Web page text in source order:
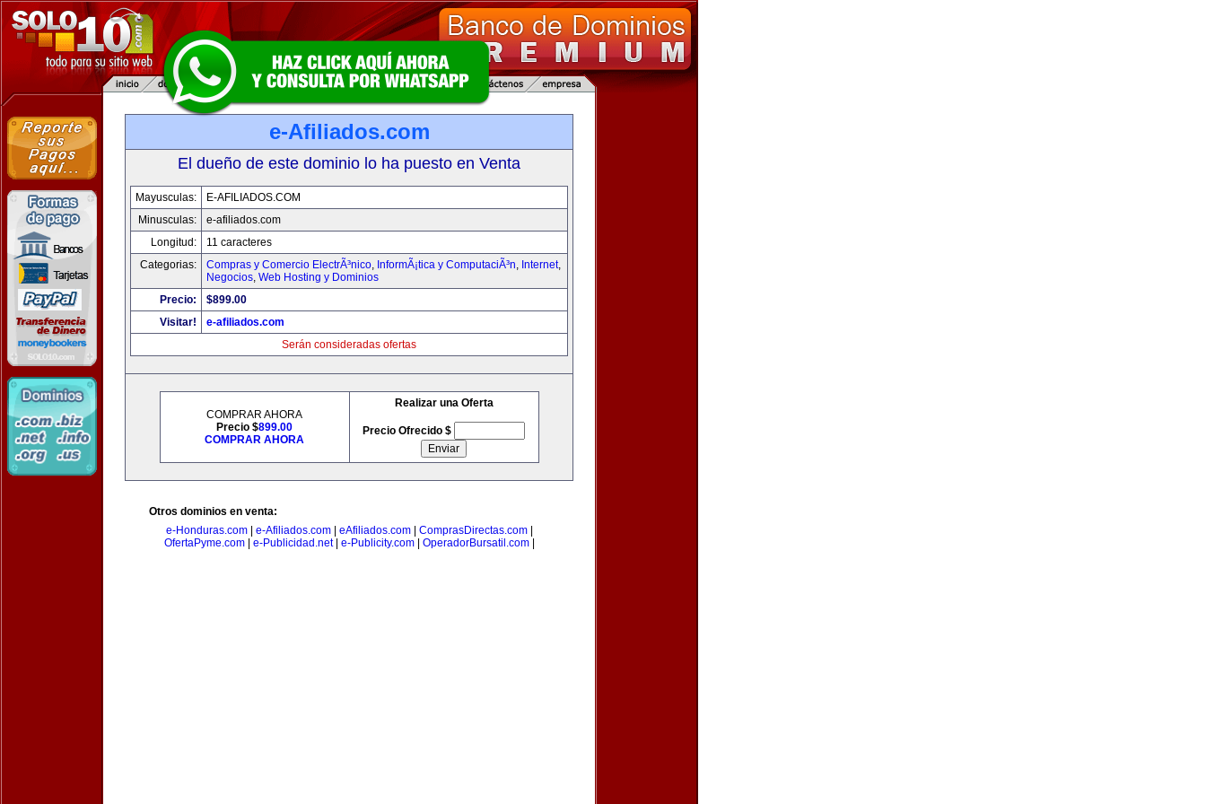
e-Afiliados.com
El dueño de este dominio lo ha puesto en Venta
Mayusculas:
E-AFILIADOS.COM
Minusculas:
e-afiliados.com
Longitud:
11 caracteres
Categorias:
Compras y Comercio ElectrÃ³nico, InformÃ¡tica y ComputaciÃ³n, Internet,
Negocios, Web Hosting y Dominios
Precio:
$899.00
Visitar!
e-afiliados.com
Serán consideradas ofertas
COMPRAR AHORA
Precio $899.00
COMPRAR AHORA
Realizar una Oferta
Precio Ofrecido $
Otros dominios en venta:
e-Honduras.com| e-Afiliados.com| eAfiliados.com| ComprasDirectas.com|
OfertaPyme.com| e-Publicidad.net| e-Publicity.com| OperadorBursatil.com|